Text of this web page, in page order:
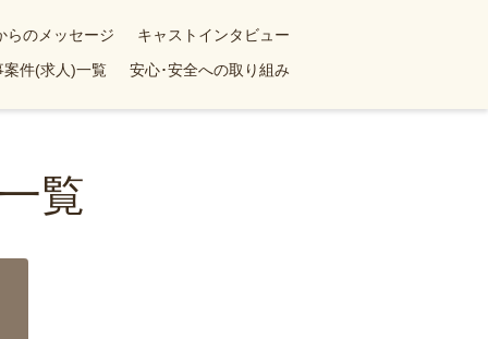
らのメッセージ
キャストインタビュー
案件(求人)一覧
安心･安全への取り組み
覧